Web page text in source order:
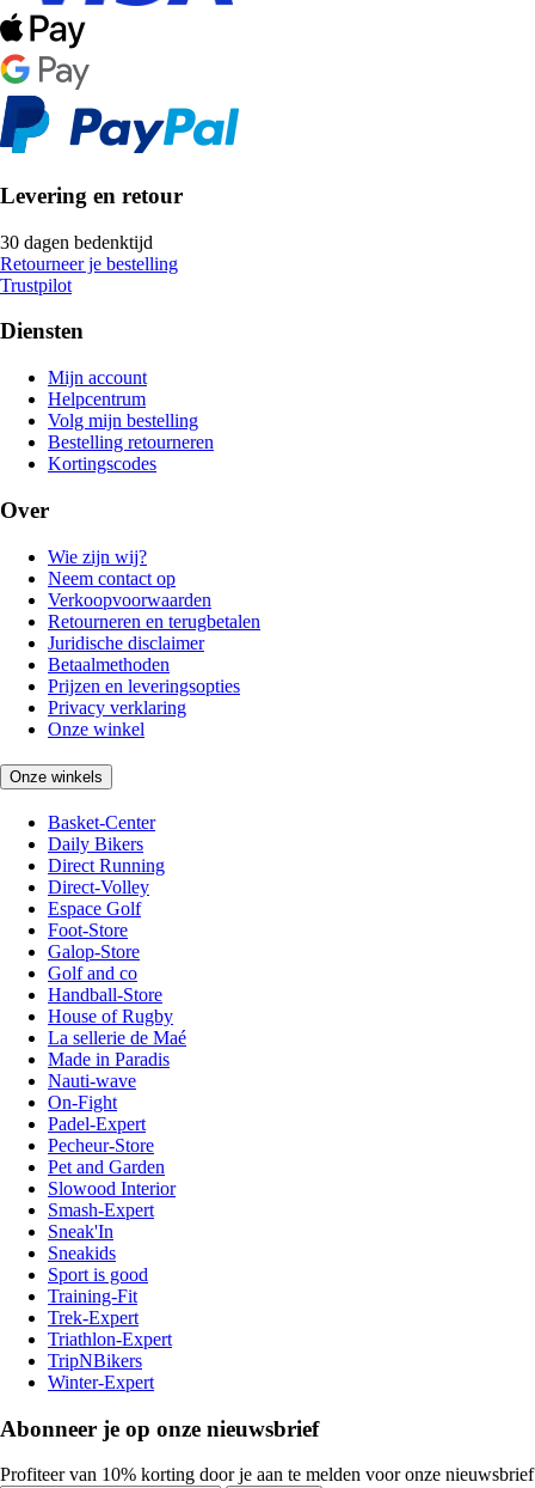
Levering en retour
30 dagen bedenktijd
Retourneer je bestelling
Trustpilot
Diensten
Mijn account
Helpcentrum
Volg mijn bestelling
Bestelling retourneren
Kortingscodes
Over
Wie zijn wij?
Neem contact op
Verkoopvoorwaarden
Retourneren en terugbetalen
Juridische disclaimer
Betaalmethoden
Prijzen en leveringsopties
Privacy verklaring
Onze winkel
Onze winkels
Basket-Center
Daily Bikers
Direct Running
Direct-Volley
Espace Golf
Foot-Store
Galop-Store
Golf and co
Handball-Store
House of Rugby
La sellerie de Maé
Made in Paradis
Nauti-wave
On-Fight
Padel-Expert
Pecheur-Store
Pet and Garden
Slowood Interior
Smash-Expert
Sneak'In
Sneakids
Sport is good
Training-Fit
Trek-Expert
Triathlon-Expert
TripNBikers
Winter-Expert
Abonneer je op onze nieuwsbrief
Profiteer van 10% korting door je aan te melden voor onze nieuwsbrief